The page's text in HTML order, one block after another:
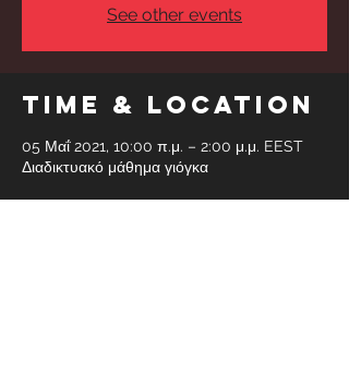
See other events
Time & Location
05 Μαΐ 2021, 10:00 π.μ. – 2:00 μ.μ. EEST
Διαδικτυακό μάθημα γιόγκα